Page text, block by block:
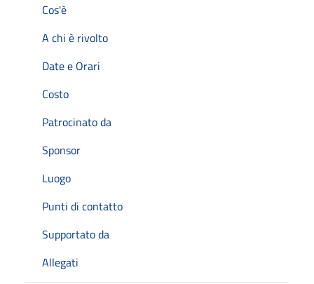
Cos'è
A chi è rivolto
Date e Orari
Costo
Patrocinato da
Sponsor
Luogo
Punti di contatto
Supportato da
Allegati